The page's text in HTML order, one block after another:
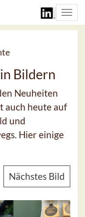
Bildern
Neuheiten
auch heute auf
und
Hier einige
Nächstes Bild